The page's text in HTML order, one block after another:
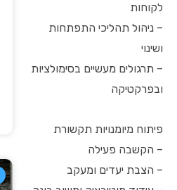
לקוחות
– ניהול תהליכי התפתחות
ושינוי
– תרגולים מעשיים בסימולציות
ובפרקטיקה
פיתוח מיומנויות תקשורת
– הקשבה פעילה
– הצבת יעדים ומעקב